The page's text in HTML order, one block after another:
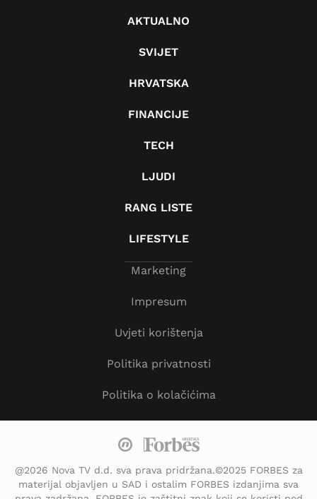
AKTUALNO
SVIJET
HRVATSKA
FINANCIJE
TECH
LJUDI
RANG LISTE
LIFESTYLE
Marketing
Impresum
Uvjeti korištenja
Politika privatnosti
Politika o kolačićima
@2026 Nova TV d.d. sva prava pridržana.©2025 FORBES za
materijal objavljen u SAD i ostalim FORBES izdanjima sva